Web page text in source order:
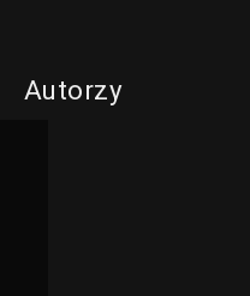
Autorzy